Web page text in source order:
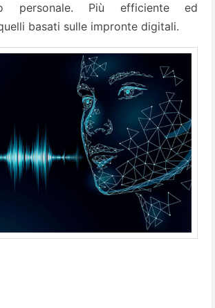
personale. Più efficiente ed
basati sulle impronte digitali.